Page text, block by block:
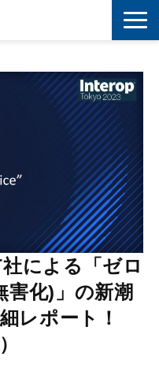
ン
による「ゼロ
害化)」の新潮
レポート！